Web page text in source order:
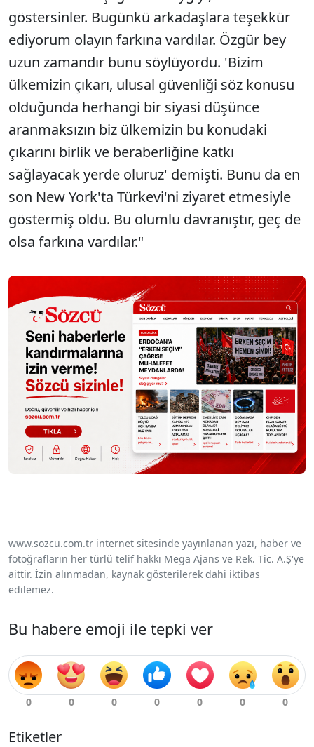
göstersinler. Bugünkü arkadaşlara teşekkür
ediyorum olayın farkına vardılar. Özgür bey
uzun zamandır bunu söylüyordu. 'Bizim
ülkemizin çıkarı, ulusal güvenliği söz konusu
olduğunda herhangi bir siyasi düşünce
aranmaksızın biz ülkemizin bu konudaki
çıkarını birlik ve beraberliğine katkı
sağlayacak yerde oluruz' demişti. Bunu da en
son New York'ta Türkevi'ni ziyaret etmesiyle
göstermiş oldu. Bu olumlu davranıştır, geç de
olsa farkına vardılar."
www.sozcu.com.tr internet sitesinde yayınlanan yazı, haber ve
fotoğrafların her türlü telif hakkı Mega Ajans ve Rek. Tic. A.Ş'ye
aittir. İzin alınmadan, kaynak gösterilerek dahi iktibas
edilemez.
Bu habere emoji ile tepki ver
Etiketler